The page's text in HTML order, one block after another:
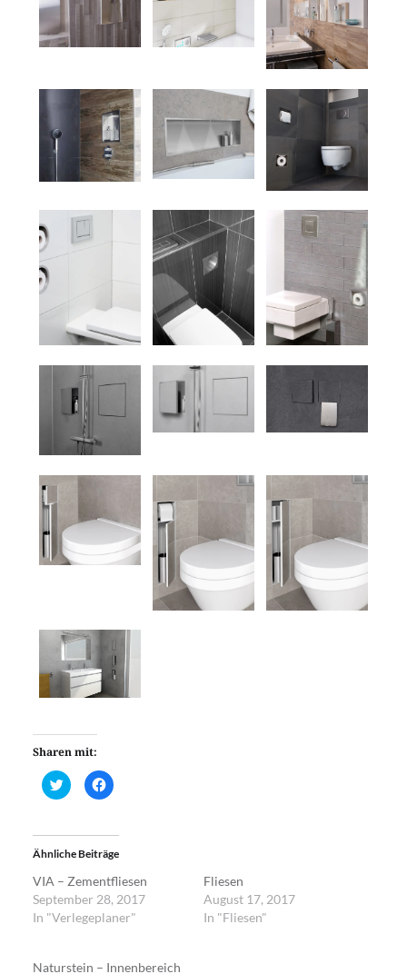
Sharen mit:
Klick,
um
teilen
(Wird
in
Fenster
geöffnet)
Klick,
um
teilen
(Wird
in
Fenster
geöffnet)
Ähnliche Beiträge
VIA – Zementfliesen
September 28, 2017
In "Verlegeplaner"
Fliesen
August 17, 2017
In "Fliesen"
Naturstein – Innenbereich